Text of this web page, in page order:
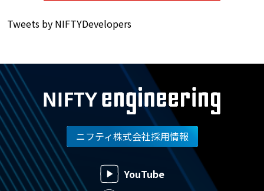
Tweets by NIFTYDevelopers
ニフティ株式会社採用情報
YouTube